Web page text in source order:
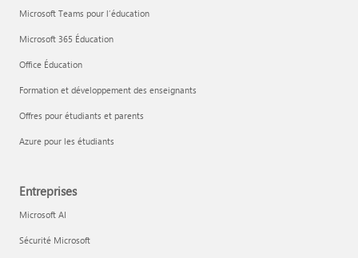
Microsoft Teams pour l’éducation
Microsoft 365 Éducation
Office Éducation
Formation et développement des enseignants
Offres pour étudiants et parents
Azure pour les étudiants
Entreprises
Microsoft AI
Sécurité Microsoft